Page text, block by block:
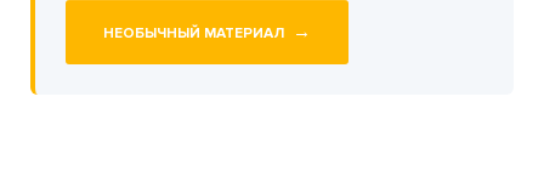
НЕОБЫЧНЫЙ МАТЕРИАЛ →